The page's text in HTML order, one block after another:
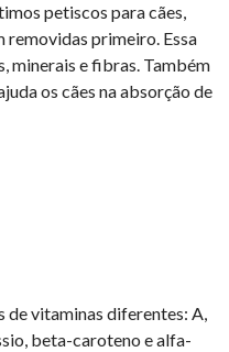
petiscos para cães,
removidas primeiro. Essa
minerais e fibras. Também
os cães na absorção de
de vitaminas diferentes: A,
beta-caroteno e alfa-